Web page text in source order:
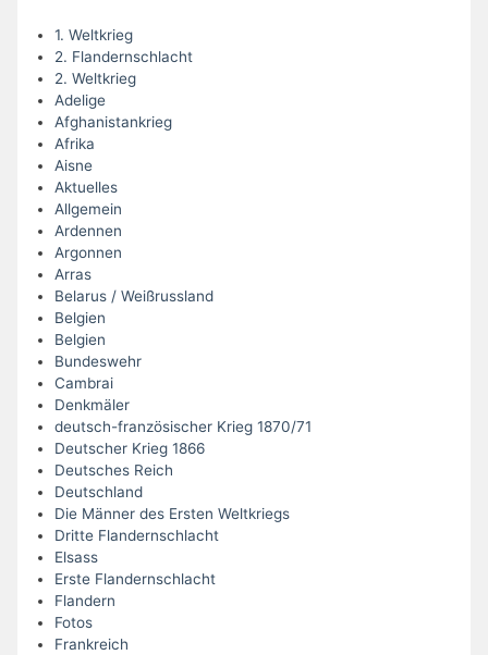
1. Weltkrieg
2. Flandernschlacht
2. Weltkrieg
Adelige
Afghanistankrieg
Afrika
Aisne
Aktuelles
Allgemein
Ardennen
Argonnen
Arras
Belarus / Weißrussland
Belgien
Belgien
Bundeswehr
Cambrai
Denkmäler
deutsch-französischer Krieg 1870/71
Deutscher Krieg 1866
Deutsches Reich
Deutschland
Die Männer des Ersten Weltkriegs
Dritte Flandernschlacht
Elsass
Erste Flandernschlacht
Flandern
Fotos
Frankreich